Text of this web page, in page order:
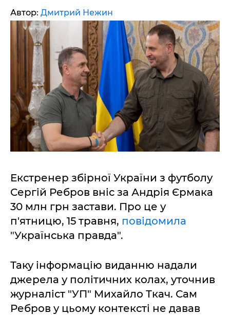
Автор: Дмитрий Нежин
Екстренер збірної України з футболу
Сергій Ребров вніс за Андрія Єрмака
30 млн грн застави. Про це у
п'ятницю, 15 травня, повідомила
"Українська правда".
Таку інформацію виданню надали
джерела у політичних колах, уточнив
журналіст "УП" Михайло Ткач. Сам
Ребров у цьому контексті не давав